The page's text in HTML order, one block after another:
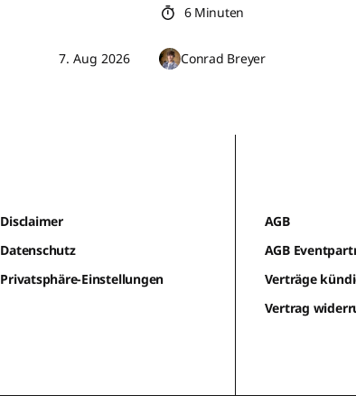
7. Aug 2026
6 Minuten
Conrad Breyer
Disclaimer
Datenschutz
Privatsphäre-Einstellungen
AGB
AGB
Verträge
Vertrag